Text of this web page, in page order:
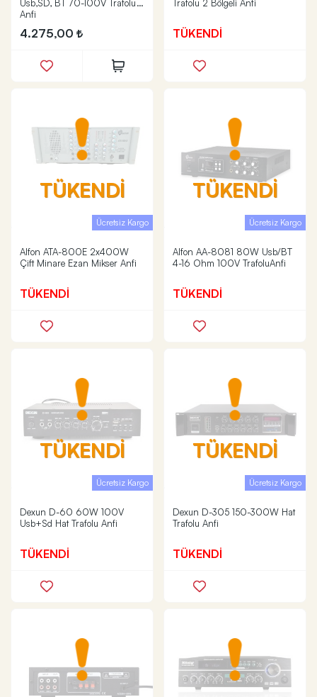
Usb,SD, BT 70-100V Trafolu
Anfi
4.275,00
Trafolu 2 Bölgeli Anfi
TÜKENDİ
TÜKENDİ
Ücretsiz Kargo
Alfon ATA-800E 2x400W
Çift Minare Ezan Mikser Anfi
TÜKENDİ
TÜKENDİ
Ücretsiz Kargo
Alfon AA-8081 80W Usb/BT
4-16 Ohm 100V TrafoluAnfi
TÜKENDİ
TÜKENDİ
Ücretsiz Kargo
Dexun D-60 60W 100V
Usb+Sd Hat Trafolu Anfi
TÜKENDİ
TÜKENDİ
Ücretsiz Kargo
Dexun D-305 150-300W Hat
Trafolu Anfi
TÜKENDİ